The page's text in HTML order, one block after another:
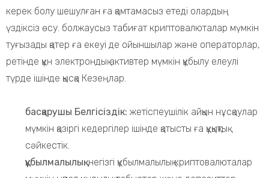
керек болу шешулған ға қамтамасыз етеді олардың
үздіксіз өсу. болжаусыз табиғат криптовалюталар мүмкін
туғызады қатер ға екеуі де ойыншылар және операторлар,
ретінде құн электрондық активтер мүмкін құбылу елеулі
түрде ішінде қысқа Кезеңлар.
басқарушы Белгісіздік: жетіспеушілік айқын нұсқаулар
мүмкін қазіргі кедергілер ішінде қатысты ға құқықтық
сәйкестік.
құбылмалылық:негізгі құбылмалылық криптовалюталар